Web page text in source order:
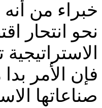
نحو انتحار
فإن الأمر
صناعاتها